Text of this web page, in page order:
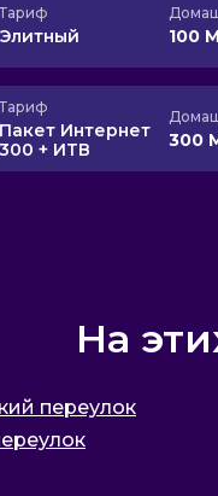
Тариф
Элитный 100
Тариф
Пакет Интернет
300 + ИТВ
300
На
переулок